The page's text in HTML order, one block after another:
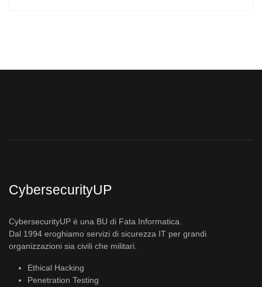
CybersecurityUP
CybersecurityUP è una BU di Fata Informatica.
Dal 1994 eroghiamo servizi di sicurezza IT per grandi
organizzazioni sia civili che militari.
Ethical Hacking
Penetration Testing